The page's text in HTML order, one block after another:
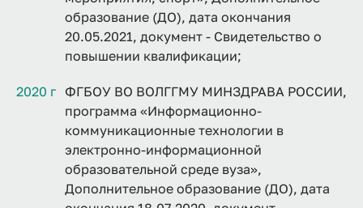
образование (ДО), дата окончания
20.05.2021, документ - Свидетельство о
повышении квалификации;
2020 г ФГБОУ ВО ВОЛГГМУ МИНЗДРАВА РОССИИ,
программа «Информационно-
коммуникационные технологии в
электронно-информационной
образовательной среде вуза»,
Дополнительное образование (ДО), дата